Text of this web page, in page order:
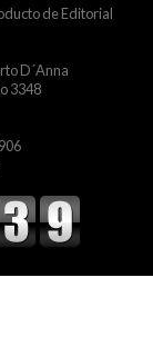
de Editorial
D´Anna
3348